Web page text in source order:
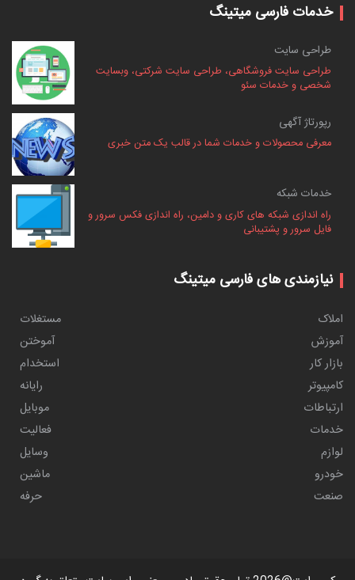
خدمات فارسی میتینگ
طراحی سایت
طراحی سایت فروشگاهی، طراحی سایت شرکتی، وبسایت
شخصی و خدمات سئو
رپورتاژ آگهی
معرفی محصولات و خدمات شما در قالب یک متن خبری
خدمات شبکه
راه اندازی شبکه های کاری و دامین، راه اندازی فکس سرور و
فایل سرور و پشتیبانی
نیازمندی های فارسی میتینگ
املاک
مستغلات
آموزش
آموختن
بازار کار
استخدام
کامپیوتر
رایانه
ارتباطات
موبایل
خدمات
فعالیت
لوازم
وسایل
خودرو
ماشین
صنعت
حرفه